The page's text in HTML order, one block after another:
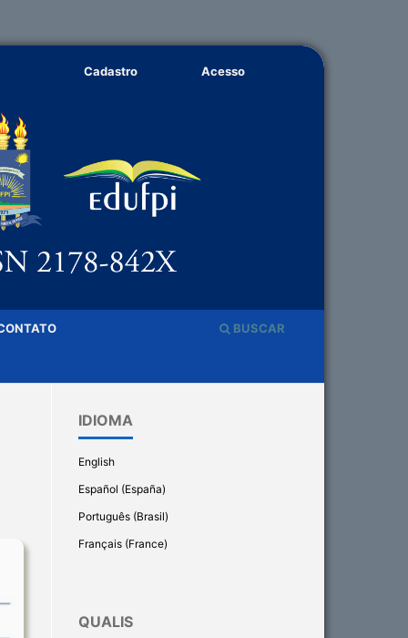
BUSCAR
Cadastro Acesso
IDIOMA
English
Español (España)
Português (Brasil)
Français (France)
QUALIS